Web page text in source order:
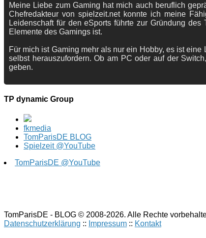
Meine Liebe zum Gaming hat mich auch beruflich
Chefredakteur von spielzeit.net konnte ich meine
Leidenschaft für den eSports führte zur Gründung
Elemente des Gamings ist.
Für mich ist Gaming mehr als nur ein Hobby, es ist
selbst herauszufordern. Ob am PC oder auf der
geben.
TP dynamic Group
fkmedia
TomParisDE BLOG
Spielzeit @YouTube
TomParisDE @YouTube
TomParisDE - BLOG © 2008-2026. Alle Rechte
Datenschutzerklärung :: Impressum :: Kontakt